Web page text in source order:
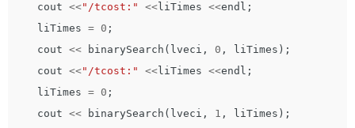
cout <<"/tcost:" << liTimes <<endl ;
liTimes = 0 ;
cout << binarySearch ( lveci , 0 , liTimes );
cout <<"/tcost:" << liTimes <<endl ;
liTimes = 0 ;
cout << binarySearch ( lveci , 1 , liTimes );